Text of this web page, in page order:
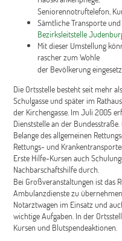
Seniorennotruftelefon,
Sämtliche Transporte
Bezirksleitstelle Judenbur
Mit dieser Umstellung
rascher zum Wohle
der Bevölkerung
Die Ortsstelle besteht seit mehr
Schulgasse und später im
der Kirchengasse. Im Juli 2005
Dienststelle an der
Belange des allgemeinen
Rettungs- und
Erste Hilfe-Kursen auch
Nachbarschaftshilfe durch.
Bei Großveranstaltungen ist das
Ambulanzdienste zu
Notarztwagen im Einsatz und
wichtige Aufgaben. In der
Kursen und Blutspendeaktionen.